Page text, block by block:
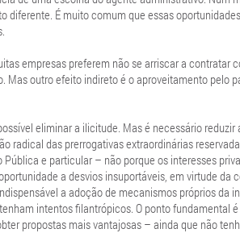
diferente. É muito comum que essas
empresas preferem não se arriscar a contratar
outro efeito indireto é o aproveitamento pelo
eliminar a ilicitude. Mas é necessário reduzir
radical das prerrogativas extraordinárias
e particular – não porque os interesses
a desvios insuportáveis, em virtude da
a adoção de mecanismos próprios da
intentos filantrópicos. O ponto fundamental
propostas mais vantajosas – ainda que não